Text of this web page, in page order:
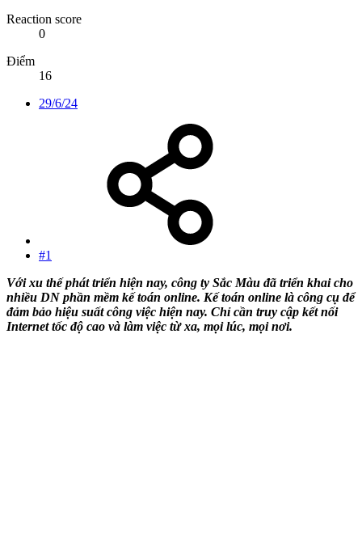
Reaction score
0
Điểm
16
29/6/24
#1
Với xu thế phát triển hiện nay, công ty Sắc Màu đã triển khai cho
nhiều DN phần mềm kế toán online. Kế toán online là công cụ để
đảm bảo hiệu suất công việc hiện nay. Chỉ cần truy cập kết nối
Internet tốc độ cao và làm việc từ xa, mọi lúc, mọi nơi.